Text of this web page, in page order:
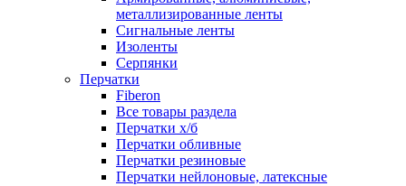
металлизированные ленты
Сигнальные ленты
Изоленты
Серпянки
Перчатки
Fiberon
Все товары раздела
Перчатки х/б
Перчатки обливные
Перчатки резиновые
Перчатки нейлоновые, латексные